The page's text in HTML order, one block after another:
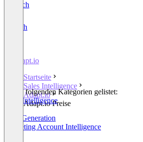
Deutsch
English
Adapt.io
Startseite
Sales Intelligence
Adapt.io
Adapt.io Preise
In den folgenden Kategorien gelistet:
Sales Intelligence
Lead Generation
Marketing Account Intelligence